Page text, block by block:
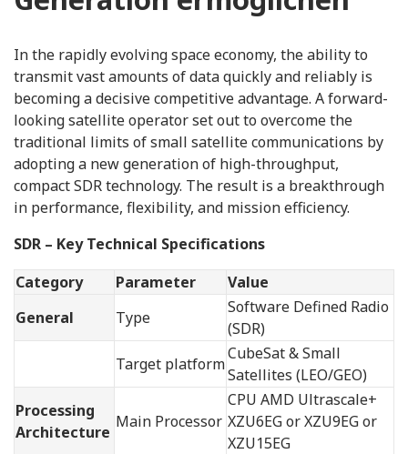
In the rapidly evolving space economy, the ability to
transmit vast amounts of data quickly and reliably is
becoming a decisive competitive advantage. A forward-
looking satellite operator set out to overcome the
traditional limits of small satellite communications by
adopting a new generation of high-throughput,
compact SDR technology. The result is a breakthrough
in performance, flexibility, and mission efficiency.
SDR – Key Technical Specifications
Category
Parameter
Value
General
Type
Software Defined Radio
(SDR)
Target platform
CubeSat & Small
Satellites (LEO/GEO)
Processing
Architecture
Main Processor
CPU AMD Ultrascale+
XZU6EG or XZU9EG or
XZU15EG